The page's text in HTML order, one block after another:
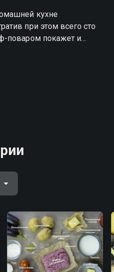
кухне
при этом всего сто
поваром покажет и
Телеканал запускает
Белькович, шеф-
ресторанов, автор
международных
СТС по проекту
минут, экономить в
шедевры из
всей семьи.
сериала ПроСТО кухня